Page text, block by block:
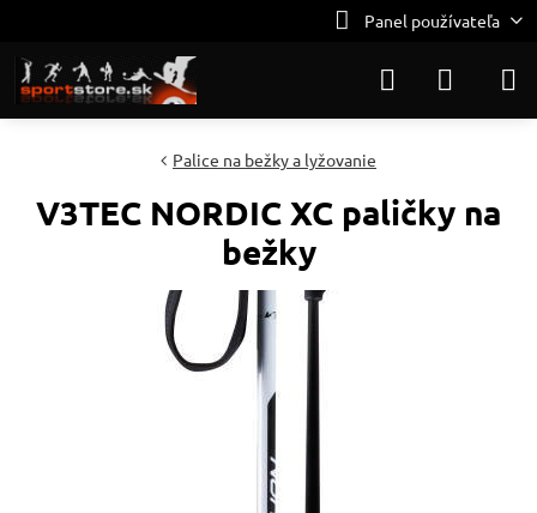
Panel používateľa
Palice na bežky a lyžovanie
V3TEC NORDIC XC paličky na
bežky